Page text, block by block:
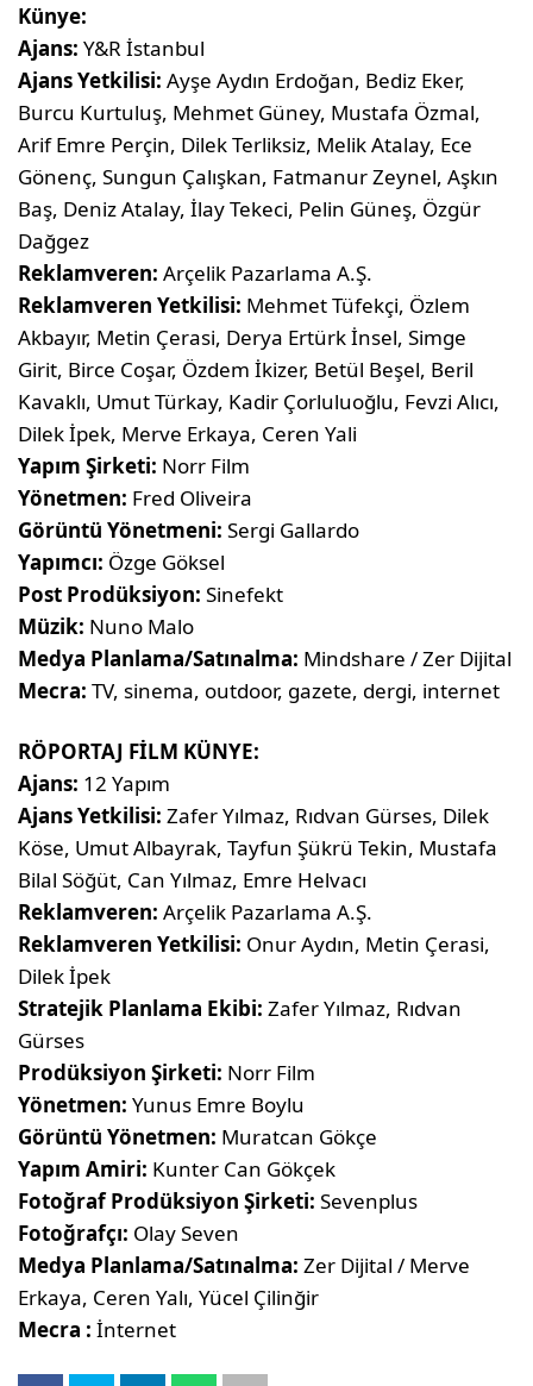
Künye:
Ajans: Y&R İstanbul
Ajans Yetkilisi: Ayşe Aydın Erdoğan, Bediz Eker,
Burcu Kurtuluş, Mehmet Güney, Mustafa Özmal,
Arif Emre Perçin, Dilek Terliksiz, Melik Atalay, Ece
Gönenç, Sungun Çalışkan, Fatmanur Zeynel, Aşkın
Baş, Deniz Atalay, İlay Tekeci, Pelin Güneş, Özgür
Dağgez
Reklamveren: Arçelik Pazarlama A.Ş.
Reklamveren Yetkilisi: Mehmet Tüfekçi, Özlem
Akbayır, Metin Çerasi, Derya Ertürk İnsel, Simge
Girit, Birce Coşar, Özdem İkizer, Betül Beşel, Beril
Kavaklı, Umut Türkay, Kadir Çorluluoğlu, Fevzi Alıcı,
Dilek İpek, Merve Erkaya, Ceren Yali
Yapım Şirketi: Norr Film
Yönetmen: Fred Oliveira
Görüntü Yönetmeni: Sergi Gallardo
Yapımcı: Özge Göksel
Post Prodüksiyon: Sinefekt
Müzik: Nuno Malo
Medya Planlama/Satınalma: Mindshare / Zer Dijital
Mecra: TV, sinema, outdoor, gazete, dergi, internet
RÖPORTAJ FİLM KÜNYE:
Ajans: 12 Yapım
Ajans Yetkilisi: Zafer Yılmaz, Rıdvan Gürses, Dilek
Köse, Umut Albayrak, Tayfun Şükrü Tekin, Mustafa
Bilal Söğüt, Can Yılmaz, Emre Helvacı
Reklamveren: Arçelik Pazarlama A.Ş.
Reklamveren Yetkilisi: Onur Aydın, Metin Çerasi,
Dilek İpek
Stratejik Planlama Ekibi: Zafer Yılmaz, Rıdvan
Gürses
Prodüksiyon Şirketi: Norr Film
Yönetmen: Yunus Emre Boylu
Görüntü Yönetmen: Muratcan Gökçe
Yapım Amiri: Kunter Can Gökçek
Fotoğraf Prodüksiyon Şirketi: Sevenplus
Fotoğrafçı: Olay Seven
Medya Planlama/Satınalma: Zer Dijital / Merve
Erkaya, Ceren Yalı, Yücel Çilinğir
Mecra : İnternet